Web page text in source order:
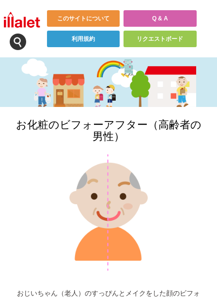
このサイトについて Q & A
利用規約 リクエストボード
お化粧のビフォーアフター（高齢者の
男性）
おじいちゃん（老人）のすっぴんとメイクをした顔のビフォ